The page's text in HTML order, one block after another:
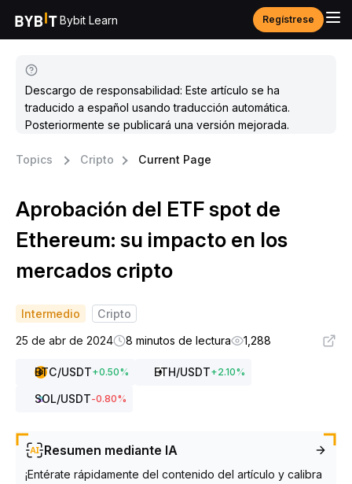
Bybit Learn Regístrese
Descargo de responsabilidad: Este artículo se ha
traducido a español usando traducción automática.
Posteriormente se publicará una versión mejorada.
Topics Cripto Current Page
Aprobación del ETF spot de
Ethereum: su impacto en los
mercados cripto
Intermedio
Cripto
25 de abr de 2024
8 minutos de lectura 1,288
BTC/USDT+0.50% ETH/USDT+2.10%
SOL/USDT-0.80%
Resumen mediante IA
¡Entérate rápidamente del contenido del artículo y calibra